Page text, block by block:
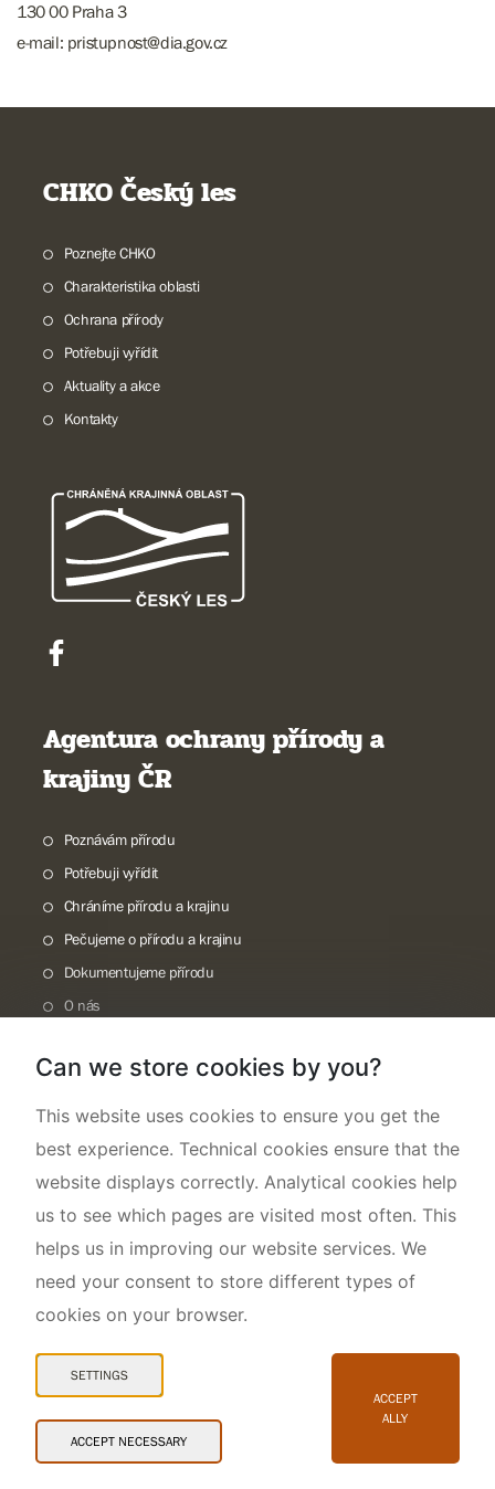
130 00 Praha 3
e-mail: pristupnost@dia.gov.cz
CHKO Český les
Poznejte CHKO
Charakteristika oblasti
Ochrana přírody
Potřebuji vyřídit
Aktuality a akce
Kontakty
Agentura ochrany přírody a
krajiny ČR
Poznávám přírodu
Potřebuji vyřídit
Chráníme přírodu a krajinu
Pečujeme o přírodu a krajinu
Dokumentujeme přírodu
O nás
Snadné čtení
© 2026 AOPK ČR
Can we store cookies by you?
This website uses cookies to ensure you get the
best experience. Technical cookies ensure that the
website displays correctly. Analytical cookies help
us to see which pages are visited most often. This
helps us in improving our website services. We
need your consent to store different types of
cookies on your browser.
SETTINGS
ACCEPT NECESSARY
ACCEPT
ALLY